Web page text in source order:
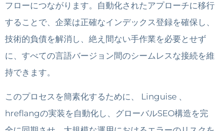
フローにつながります。自動化されたアプローチに移行
することで、企業は正確なインデックス登録を確保し、
技術的負債を解消し、絶え間ない手作業を必要とせず
に、すべての言語バージョン間のシームレスな接続を維
持できます。
このプロセスを簡素化するために、 Linguise 、
hreflangの実装を自動化し、グローバルSEO構造を完